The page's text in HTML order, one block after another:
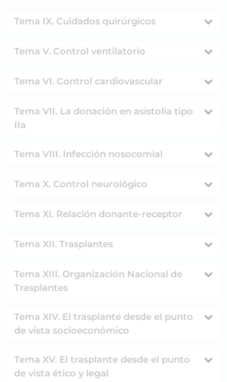
Tema IX. Cuidados quirúrgicos
Tema V. Control ventilatorio
Tema VI. Control cardiovascular
Tema VII. La donación en asistolia tipo
IIa
Tema VIII. Infección nosocomial
Tema X. Control neurológico
Tema XI. Relación donante-receptor
Tema XII. Trasplantes
Tema XIII. Organización Nacional de
Trasplantes
Tema XIV. El trasplante desde el punto
de vista socioeconómico
Tema XV. El trasplante desde el punto
de vista ético y legal